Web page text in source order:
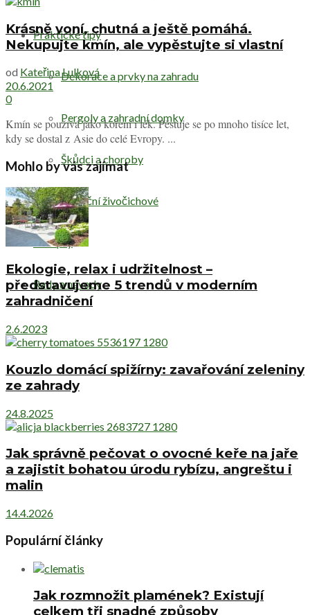
Praktické tipy
Dekorace a prvky na zahradu
Pergoly a zahradní domky
Škůdci a choroby
Užiteční živočichové
Recepty
Rady a návody
Krásně voní, chutná a ještě pomáhá.
Nekupujte kmín, ale vypěstujte si vlastní
od Kateřina Lulková
20.6.2021
0
Kmín se používá jako koření i lék. Pěstuje se po mnoho tisíce let,
kdy se dostal z Asie do celé Evropy. ...
Mohlo by vás zajímat
Ekologie, relax i udržitelnost –
představujeme 5 trendů v moderním
zahradničení
2.6.2023
Kouzlo domácí spižírny: zavařování zeleniny
ze zahrady
24.8.2025
Jak správně pečovat o ovocné keře na jaře
a zajistit bohatou úrodu rybízu, angreštu i
malin
14.4.2026
Populární články
Jak rozmnožit plamének? Existují
celkem tři snadné způsoby